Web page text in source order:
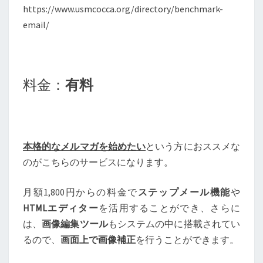
https://www.usmcocca.org/directory/benchmark-
email/
料金： 有料
本格的なメルマガを始めたいという方におススメな
のがこちらのサービスになります。
月額1,800円からの料金でステップメール機能や
HTMLエディターを活用することができ、さらに
は、画像編集ツールもシステムの中に搭載されてい
るので、 画面上で画像補正を行うことができます。